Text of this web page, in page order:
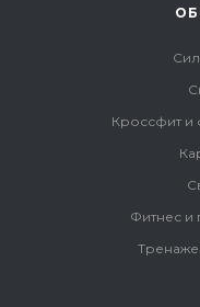
Кроссфит и
Фитнес и